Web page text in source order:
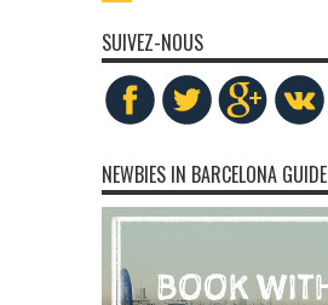
SUIVEZ-NOUS
NEWBIES IN BARCELONA GUIDE